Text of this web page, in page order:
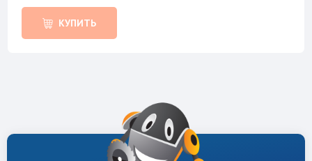
КУПИТЬ